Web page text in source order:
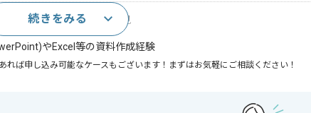
よびクラウドに関する知見
やExcel等の資料作成経験
ば申し込み可能なケースもございます！まずはお気軽にご相談ください！
続きをみる